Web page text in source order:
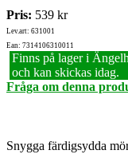
Pris: 539 kr
Lev.art: 631001
Ean: 7314106310011
Finns på lager i
och kan skickas idag.
Fråga om denna
Snygga färdigsydda